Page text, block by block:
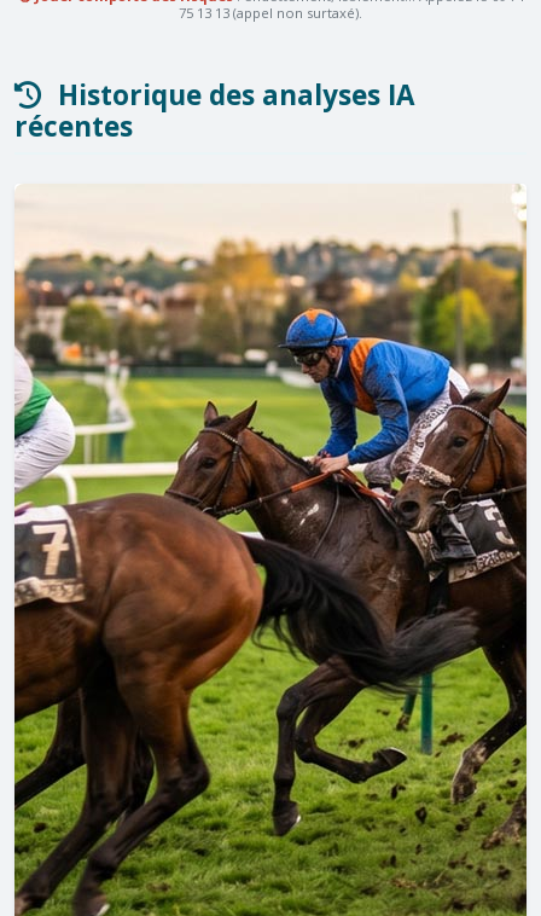
75 13 13 (appel non surtaxé).
Historique des analyses IA
récentes